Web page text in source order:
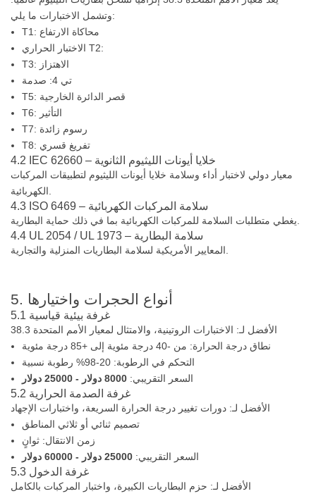
وتشمل الاختبارات ما يلي:
T1: محاكاة الارتفاع
الاختبار الحراري T2:
T3: الاهتزاز
تي 4: صدمة
T5: قصر الدائرة الخارجية
T6: التأثير
T7: رسوم زائدة
T8: تفريغ قسري
4.2 IEC 62660 – خلايا أيونات الليثيوم الثانوية
معيار دولي لاختبار أداء وسلامة خلايا أيونات الليثيوم لتطبيقات المركبات
4.3 ISO 6469 – سلامة المركبات الكهربائية
4.4 UL 2054 / UL 1973 – سلامة البطارية
5. أنواع الحجرات واختيارها
5.1 غرفة بيئية قياسية
الأفضل لـ: الاختبارات الروتينية، والامتثال لمعيار الأمم المتحدة 38.3
نطاق درجة الحرارة: من -40 درجة مئوية إلى +85 درجة مئوية
التحكم في الرطوبة: 20-98% رطوبة نسبية
السعر التقريبي: 8000 دولار - 25000 دولار
5.2 غرفة الصدمة الحرارية
الأفضل لـ: دورات تغيير درجة الحرارة السريعة، واختبارات الإجهاد
تصميم ثنائي أو ثلاثي المناطق
زمن الانتقال: ثوانٍ
السعر التقريبي: 25000 دولار - 60000 دولار
5.3 غرفة الدخول
الأفضل لـ: حزم البطاريات الكبيرة، واختبار المركبات بالكامل